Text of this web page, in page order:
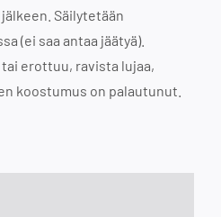
Säilytetään
(ei saa antaa jäätyä).
erottuu, ravista lujaa,
koostumus on palautunut.